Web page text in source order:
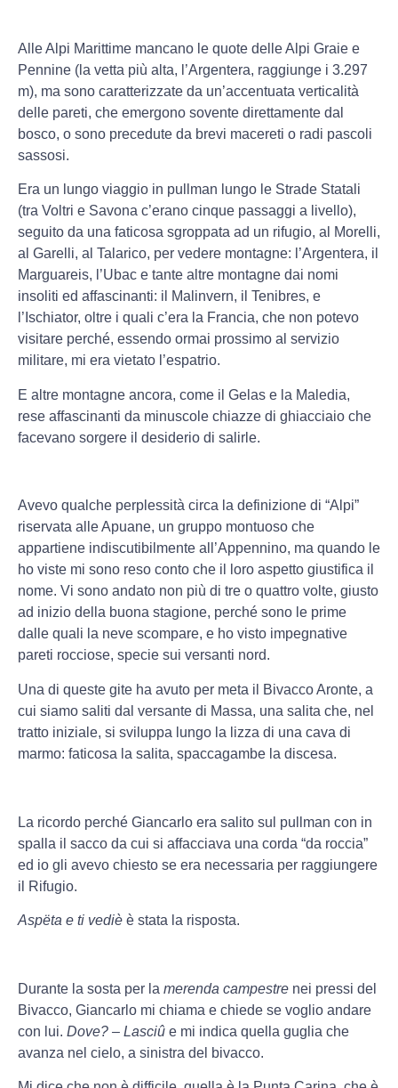
Alle Alpi Marittime mancano le quote delle Alpi Graie e
Pennine (la vetta più alta, l’Argentera, raggiunge i 3.297
m), ma sono caratterizzate da un’accentuata verticalità
delle pareti, che emergono sovente direttamente dal
bosco, o sono precedute da brevi macereti o radi pascoli
sassosi.
Era un lungo viaggio in pullman lungo le Strade Statali
(tra Voltri e Savona c’erano cinque passaggi a livello),
seguito da una faticosa sgroppata ad un rifugio, al Morelli,
al Garelli, al Talarico, per vedere montagne: l’Argentera, il
Marguareis, l’Ubac e tante altre montagne dai nomi
insoliti ed affascinanti: il Malinvern, il Tenibres, e
l’Ischiator, oltre i quali c’era la Francia, che non potevo
visitare perché, essendo ormai prossimo al servizio
militare, mi era vietato l’espatrio.
E altre montagne ancora, come il Gelas e la Maledia,
rese affascinanti da minuscole chiazze di ghiacciaio che
facevano sorgere il desiderio di salirle.
Avevo qualche perplessità circa la definizione di “Alpi”
riservata alle Apuane, un gruppo montuoso che
appartiene indiscutibilmente all’Appennino, ma quando le
ho viste mi sono reso conto che il loro aspetto giustifica il
nome. Vi sono andato non più di tre o quattro volte, giusto
ad inizio della buona stagione, perché sono le prime
dalle quali la neve scompare, e ho visto impegnative
pareti rocciose, specie sui versanti nord.
Una di queste gite ha avuto per meta il Bivacco Aronte, a
cui siamo saliti dal versante di Massa, una salita che, nel
tratto iniziale, si sviluppa lungo la lizza di una cava di
marmo: faticosa la salita, spaccagambe la discesa.
La ricordo perché Giancarlo era salito sul pullman con in
spalla il sacco da cui si affacciava una corda “da roccia”
ed io gli avevo chiesto se era necessaria per raggiungere
il Rifugio.
Aspëta e ti vediè è stata la risposta.
Durante la sosta per la merenda campestre nei pressi del
Bivacco, Giancarlo mi chiama e chiede se voglio andare
con lui. Dove? – Lasciû e mi indica quella guglia che
avanza nel cielo, a sinistra del bivacco.